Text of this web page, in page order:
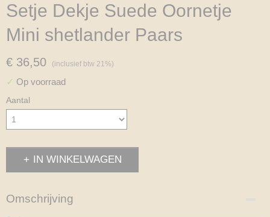
Setje Dekje Suede Oornetje
Mini shetlander Paars
€ 36,50 (inclusief btw 21%)
✓ Op voorraad
Aantal
IN WINKELWAGEN
Omschrijving